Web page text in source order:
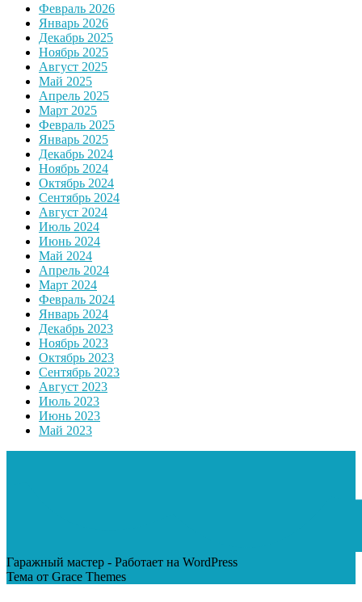
Февраль 2026
Январь 2026
Декабрь 2025
Ноябрь 2025
Август 2025
Май 2025
Апрель 2025
Март 2025
Февраль 2025
Январь 2025
Декабрь 2024
Ноябрь 2024
Октябрь 2024
Сентябрь 2024
Август 2024
Июль 2024
Июнь 2024
Май 2024
Апрель 2024
Март 2024
Февраль 2024
Январь 2024
Декабрь 2023
Ноябрь 2023
Октябрь 2023
Сентябрь 2023
Август 2023
Июль 2023
Июнь 2023
Май 2023
Гаражный мастер - Работает на WordPress
Тема от Grace Themes